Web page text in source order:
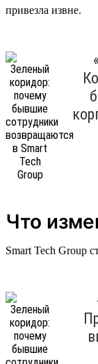
привезла извне.
Что
Smart Tech Group